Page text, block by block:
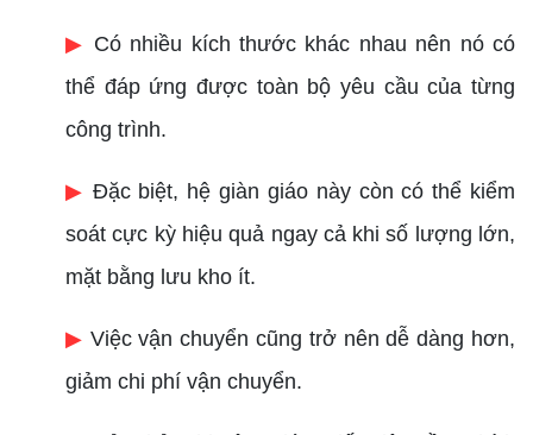
▶ Có nhiều kích thước khác nhau nên nó có
thể đáp ứng được toàn bộ yêu cầu của từng
công trình.
▶ Đặc biệt, hệ giàn giáo này còn có thể kiểm
soát cực kỳ hiệu quả ngay cả khi số lượng lớn,
mặt bằng lưu kho ít.
▶ Việc vận chuyển cũng trở nên dễ dàng hơn,
giảm chi phí vận chuyển.